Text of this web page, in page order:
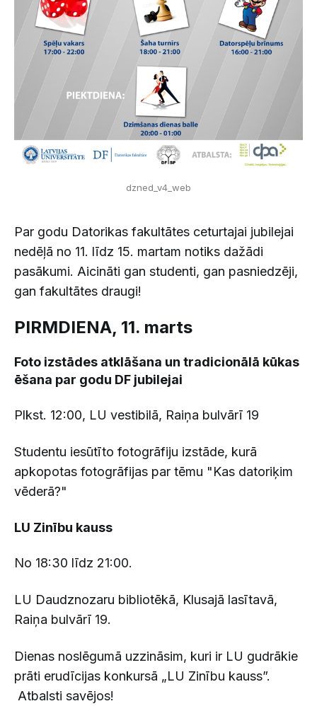
dzned_v4_web
Par godu Datorikas fakultātes ceturtajai jubilejai
nedēļā no 11. līdz 15. martam notiks dažādi
pasākumi. Aicināti gan studenti, gan pasniedzēji,
gan fakultātes draugi!
PIRMDIENA, 11. marts
Foto izstādes atklāšana un tradicionālā kūkas
ēšana par godu DF jubilejai
Plkst. 12:00, LU vestibilā, Raiņa bulvārī 19
Studentu iesūtīto fotogrāfiju izstāde, kurā
apkopotas fotogrāfijas par tēmu "Kas datoriķim
vēderā?"
LU Zinību kauss
No 18:30 līdz 21:00.
LU Daudznozaru bibliotēkā, Klusajā lasītavā,
Raiņa bulvārī 19.
Dienas noslēgumā uzzināsim, kuri ir LU gudrākie
prāti erudīcijas konkursā „LU Zinību kauss”.
Atbalsti savējos!